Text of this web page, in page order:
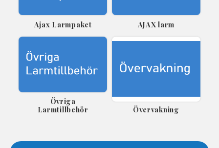
Ajax Larmpaket AJAX larm
Övriga
Larmtillbehör
Övervakning